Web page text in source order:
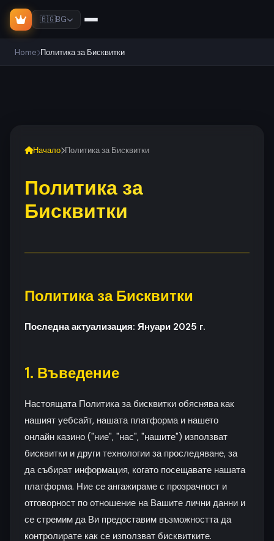
🇧🇬BG
Home Политика за Бисквитки
Начало Политика за Бисквитки
Политика за
Бисквитки
Политика за Бисквитки
Последна актуализация: Януари 2025 г.
1. Въведение
Настоящата Политика за бисквитки обяснява как
нашият уебсайт, нашата платформа и нашето
онлайн казино ("ние", "нас", "нашите") използват
бисквитки и други технологии за проследяване, за
да събират информация, когато посещавате нашата
платформа. Ние се ангажираме с прозрачност и
отговорност по отношение на Вашите лични данни и
се стремим да Ви предоставим възможността да
контролирате как се използват бисквитките.